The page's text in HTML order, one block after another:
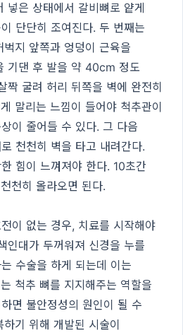
넣은 상태에서 갈비뼈로 얕게
단단히 조여진다. 두 번째는
지 앞쪽과 엉덩이 근육을
기댄 후 발을 약 40cm 정도
짝 굴려 허리 뒤쪽을 벽에 완전히
말리는 느낌이 들어야 척추관이
이 줄어들 수 있다. 그 다음
천천히 벽을 타고 내려간다.
힘이 느껴져야 한다. 10초간
천히 올라오면 된다.
이 없는 경우, 치료를 시작해야
인대가 두꺼워져 신경을 누를
수술을 하게 되는데 이는
척추 뼈를 지지해주는 역할을
면 불안정성의 원인이 될 수
기 위해 개발된 시술이